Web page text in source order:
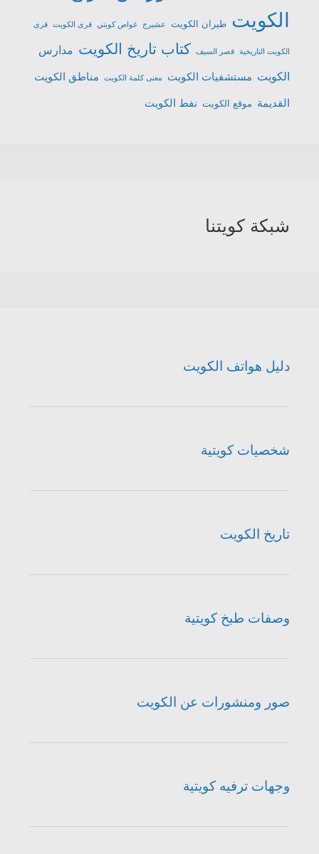
الكويت طيران الكويت عشیرج غواص كويتي قرى الكويت قرى
الكويت التاريخية قصر السيف كتاب تاريخ الكويت مدارس
الكويت مستشفيات الكويت معنى كلمة الكويت مناطق الكويت
القديمة موقع الكويت نفط الكويت
شبكة كويتنا
دليل هواتف الكويت
شخصيات كويتية
تاريخ الكويت
وصفات طبخ كويتية
صور ومنشورات عن الكويت
وجهات ترفيه كويتية